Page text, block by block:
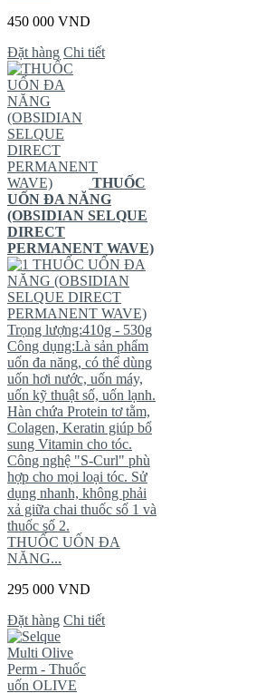
450 000 VND
Đặt hàng Chi tiết
THUỐC
UỐN ĐA NĂNG
(OBSIDIAN SELQUE
DIRECT
PERMANENT WAVE)
THUỐC UỐN ĐA
NĂNG (OBSIDIAN
SELQUE DIRECT
PERMANENT WAVE)
Trọng lượng:410g - 530g
Công dụng:Là sản phẩm
uốn đa năng, có thể dùng
uốn hơi nước, uốn máy,
uốn kỹ thuật số, uốn lạnh.
Hàn chứa Protein tơ tằm,
Colagen, Keratin giúp bổ
sung Vitamin cho tóc.
Công nghệ "S-Curl" phù
hợp cho mọi loại tóc. Sử
dụng nhanh, không phải
xả giữa chai thuốc số 1 và
thuốc số 2.
THUỐC UỐN ĐA
NĂNG...
295 000 VND
Đặt hàng Chi tiết